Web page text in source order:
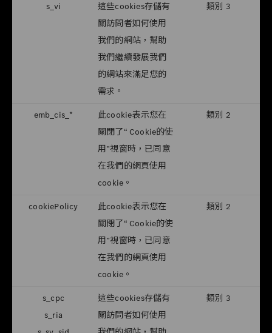
s_vi
這些cookies存儲有
關訪問者如何使用
我們的網站，幫助
我們繼續發展我們
的網站來滿足您的
需求。
類別 3
emb_cis_*
此cookie表示您在
關閉了“ Cookie的使
用”視窗時，已同意
在我們的網頁使用
cookie。
類別 2
cookiePolicy
此cookie表示您在
關閉了“ Cookie的使
用”視窗時，已同意
在我們的網頁使用
cookie。
類別 2
s_cpc
s_ria
這些cookies存儲有
關訪問者如何使用
類別 3